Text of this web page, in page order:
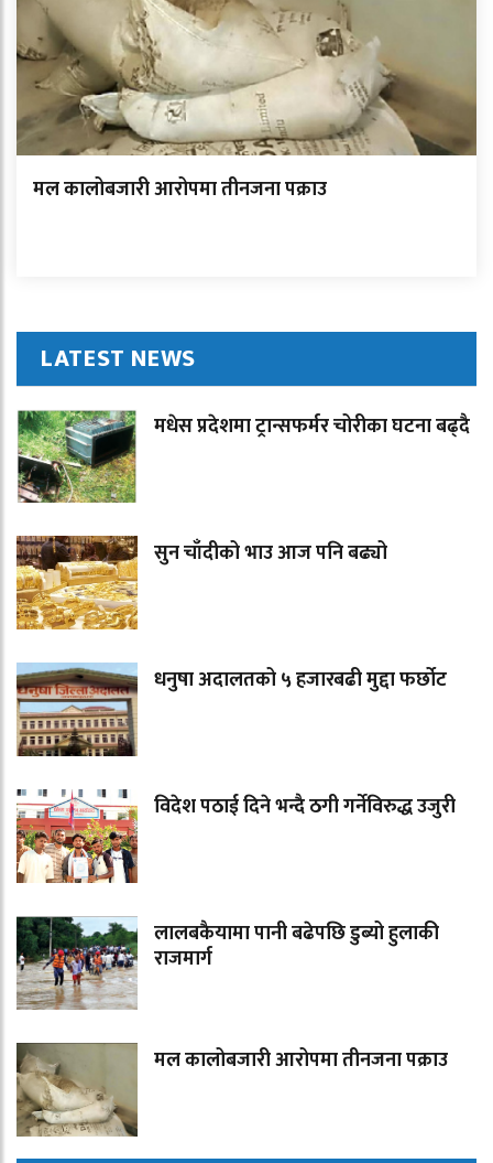
मल कालोबजारी आरोपमा तीनजना पक्राउ
LATEST NEWS
मधेस प्रदेशमा ट्रान्सफर्मर चोरीका घटना बढ्दै
सुन चाँदीको भाउ आज पनि बढ्यो
धनुषा अदालतको ५ हजारबढी मुद्दा फर्छोट
विदेश पठाई दिने भन्दै ठगी गर्नेविरुद्ध उजुरी
लालबकैयामा पानी बढेपछि डुब्यो हुलाकी
राजमार्ग
मल कालोबजारी आरोपमा तीनजना पक्राउ